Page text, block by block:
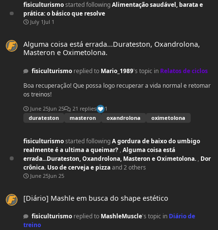
fisiculturismostarted followingAlimentação saudável, barata e
prática: o básico que resolve
July 1 Jul 1
Alguma coisa está errada...Durateston, Oxandrolona,
Masteron e Oximetolona.
fisiculturismo replied to Mario_1989's topic in Relatos de ciclos
Boa recuperação! Que possa logo recuperar a vida normal e retomar
os treinos!
June 25Jun 25 21 replies
1
durateston
masteron oxandrolona oximetolona
fisiculturismostarted followingA gordura de baixo do umbigo
realmente é a ultima a queimar? , Alguma coisa está
errada...Durateston, Oxandrolona, Masteron e Oximetolona. , Dor
crônica. Uso de cerveja e pizzaand 2 others
June 25Jun 25
[Diário] Mashle em busca do shape estético
fisiculturismo replied to MashleMuscle's topic in Diário de
treino